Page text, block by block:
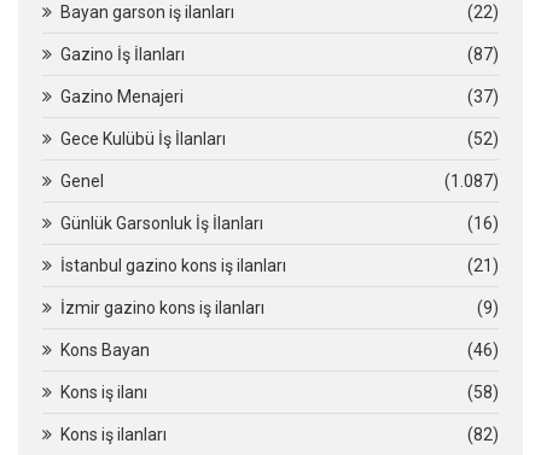
Bayan garson iş ilanları (22)
Gazino İş İlanları (87)
Gazino Menajeri (37)
Gece Kulübü İş İlanları (52)
Genel (1.087)
Günlük Garsonluk İş İlanları (16)
İstanbul gazino kons iş ilanları (21)
İzmir gazino kons iş ilanları (9)
Kons Bayan (46)
Kons iş ilanı (58)
Kons iş ilanları (82)